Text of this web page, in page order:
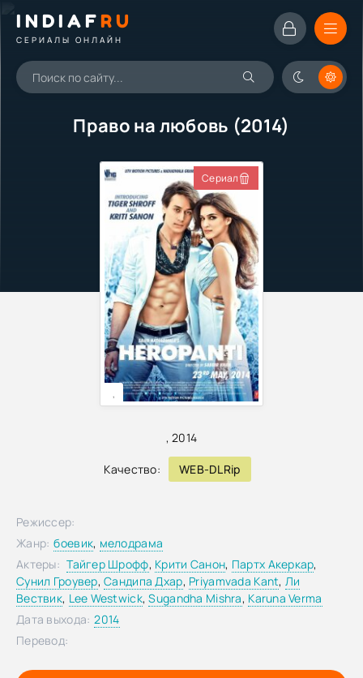
INDIAFRU
СЕРИАЛЫ ОНЛАЙН
Право на любовь (2014)
,2014
Качество: WEB-DLRip
Сериал
,
Режиссер:
Жанр: боевик, мелодрама
Актеры: Тайгер Шрофф, Крити Санон, Партх Акеркар,
Сунил Гроувер,Сандипа Дхар, Priyamvada Kant, Ли
Вествик, Lee Westwick,Sugandha Mishra, Karuna Verma
Дата выхода: 2014
Перевод: